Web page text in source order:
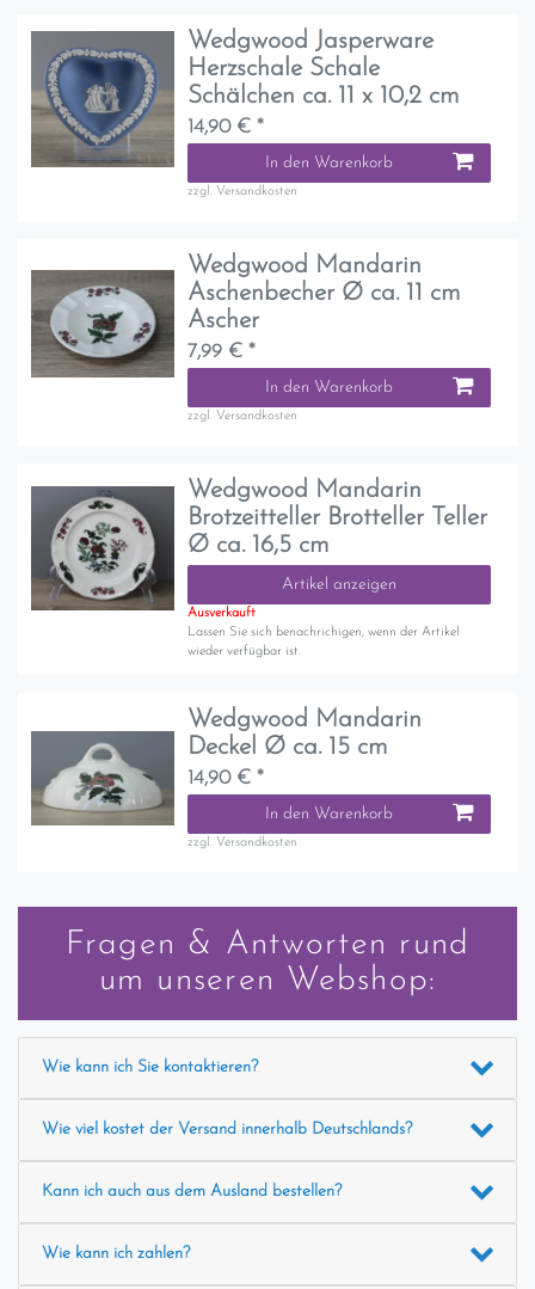
Wedgwood Jasperware
Herzschale Schale
Schälchen ca. 11 x 10,2 cm
14,90 € *
In den Warenkorb
zzgl. Versandkosten
Wedgwood Mandarin
Aschenbecher Ø ca. 11 cm
Ascher
7,99 € *
In den Warenkorb
zzgl. Versandkosten
Wedgwood Mandarin
Brotzeitteller Brotteller Teller
Ø ca. 16,5 cm
Artikel anzeigen
Ausverkauft
Lassen Sie sich benachrichigen, wenn der Artikel
wieder verfügbar ist.
Wedgwood Mandarin
Deckel Ø ca. 15 cm
14,90 € *
In den Warenkorb
zzgl. Versandkosten
Fragen & Antworten rund
um unseren Webshop:
Wie kann ich Sie kontaktieren?
Wie viel kostet der Versand innerhalb Deutschlands?
Kann ich auch aus dem Ausland bestellen?
Wie kann ich zahlen?